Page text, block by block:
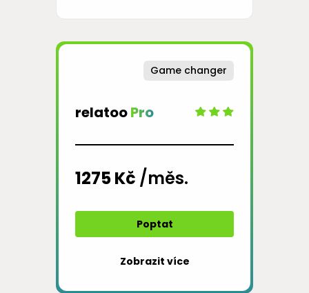
Game changer
relatooPro
1275 Kč /měs.
Poptat
Zobrazit více